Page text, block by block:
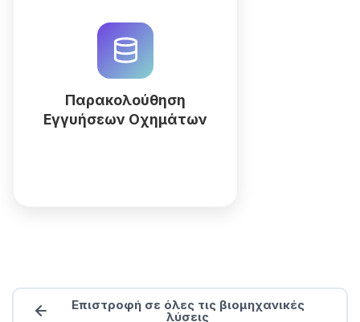
Παρακολούθηση
Εγγυήσεων Οχημάτων
οχημάτων με το AI CRM της
QuintaDB. Αυτοματοποιήστε
ειδοποιήσεις λήξης,
σέρβις εύκολα.
Επιστροφή σε όλες τις βιομηχανικές
λύσεις